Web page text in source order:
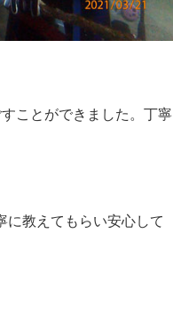
ことができました。丁寧
に教えてもらい安心して